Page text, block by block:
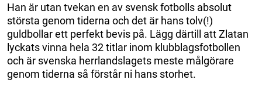
Han är utan tvekan en av svensk fotbolls absolut
största genom tiderna och det är hans tolv(!)
guldbollar ett perfekt bevis på. Lägg därtill att Zlatan
lyckats vinna hela 32 titlar inom klubblagsfotbollen
och är svenska herrlandslagets meste målgörare
genom tiderna så förstår ni hans storhet.